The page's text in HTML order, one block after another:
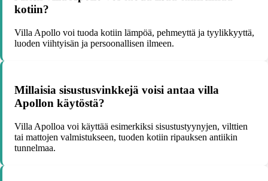
kotiin?
Villa Apollo voi tuoda kotiin lämpöä, pehmeyttä ja tyylikkyyttä,
luoden viihtyisän ja persoonallisen ilmeen.
Millaisia sisustusvinkkejä voisi antaa villa
Apollon käytöstä?
Villa Apolloa voi käyttää esimerkiksi sisustustyynyjen, vilttien
tai mattojen valmistukseen, tuoden kotiin ripauksen antiikin
tunnelmaa.